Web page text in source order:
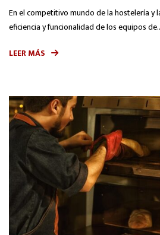
En el competitivo mundo de la hostelería y
eficiencia y funcionalidad de los equipos
LEER MÁS